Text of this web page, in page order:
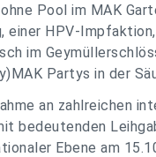
Pool im MAK
einer HPV-
im
Partys in der
an zahlreichen
bedeutenden
Ebene am